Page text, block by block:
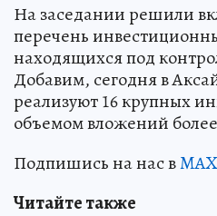
На заседании решили
перечень
находящихся под
Добавим, сегодня в
реализуют 16 крупных
объемом вложений
Подпишись на нас вMAX
Читайте также